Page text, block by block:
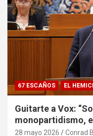
67 ESCAÑOS EL
Guitarte a Vox:
monopartidismo,
28 mayo 2026 Conrad